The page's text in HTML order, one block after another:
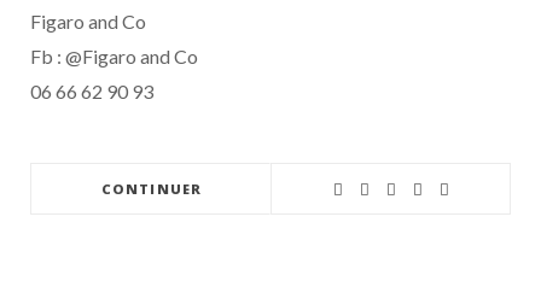
Figaro and Co
Fb : @Figaro and Co
06 66 62 90 93
CONTINUER